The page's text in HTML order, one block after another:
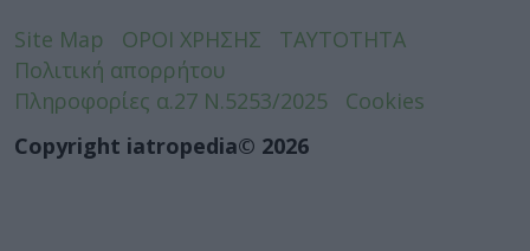
Site Map ΟΡΟΙ ΧΡΗΣΗΣ
ΤΑΥΤΟΤΗΤΑ
Πολιτική απορρήτου
Πληροφορίες α.27 Ν.5253/2025
Cookies
Copyright iatropedia© 2026